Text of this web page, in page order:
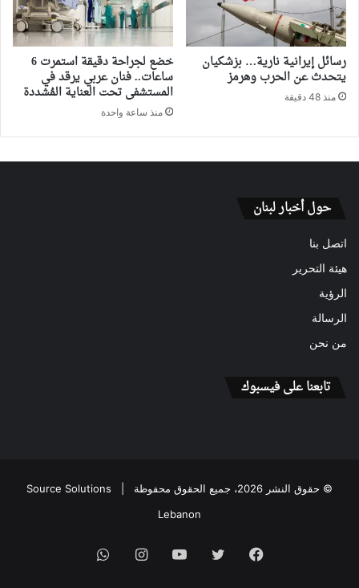
رسائل إيرانية نارية… بزشكيان
يتحدث عن الحرب وهرمز
منذ 48 دقيقة
خضع لجراحة دقيقة استمرت 6
ساعات.. فنان عربي يرقد في
المستشفى تحت العناية المُشددة
منذ ساعة واحدة
حول أخبار لبنان
اتصل بنا
هيئة التحرير
الرؤية
الرسالة
من نحن
تابعنا على فيسبوك
© حقوق النشر 2026، جميع الحقوق محفوظة |
Source Solutions
Lebanon
فيسبوك تويتر يوتيوبانستقرامواتساب